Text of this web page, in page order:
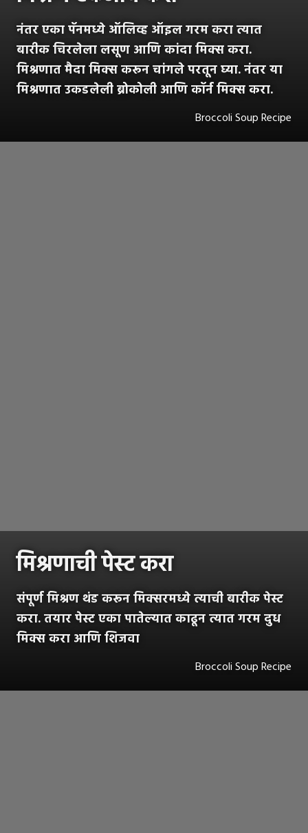
नंतर एका पॅनमध्ये ऑलिव्ह ऑइल गरम करा त्यात
बारीक चिरलेला लसूण आणि कांदा मिक्स करा.
मिश्रणात मैदा मिक्स करून चांगले परतून घ्या. नंतर या
मिश्रणात उकडलेली ब्रोकोली आणि कॉर्न मिक्स करा.
Broccoli Soup Recipe
मिश्रणाची पेस्ट करा
संपूर्ण मिश्रण थंड करून मिक्सरमध्ये त्याची बारीक पेस्ट
करा. तयार पेस्ट एका पातेल्यात काढून त्यात गरम दुध
मिक्स करा आणि शिजवा
Broccoli Soup Recipe